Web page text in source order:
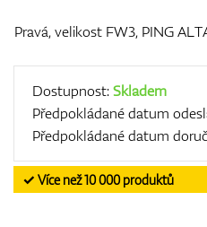
Dárkové
Pravá, velikost FW3, PING
Dostupnost:Skladem
Předpokládané datum
Předpokládané datum
✓ Více než 10 000 produktů